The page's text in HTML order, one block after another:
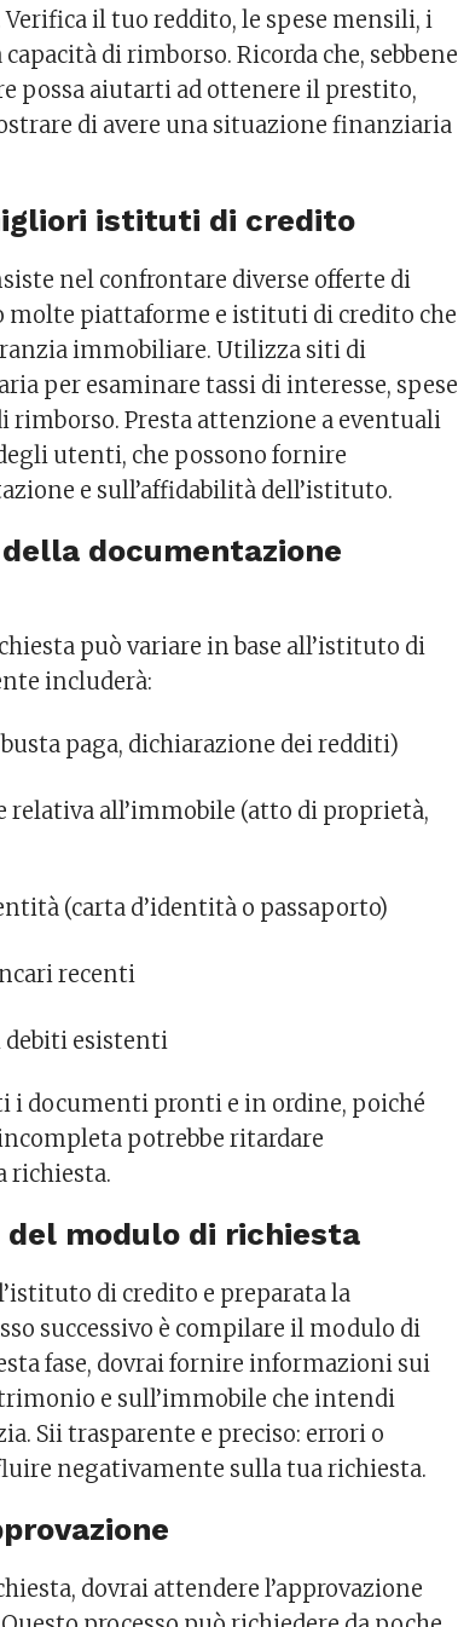
il tuo reddito, le spese mensili, i
di rimborso. Ricorda che, sebbene
possa aiutarti ad ottenere il prestito,
di avere una situazione finanziaria
istituti di credito
nel confrontare diverse offerte di
molte piattaforme e istituti di credito che
immobiliare. Utilizza siti di
per esaminare tassi di interesse, spese
Presta attenzione a eventuali
utenti, che possono fornire
e sull’affidabilità dell’istituto.
documentazione
può variare in base all’istituto di
includerà:
paga, dichiarazione dei redditi)
relativa all’immobile (atto di proprietà,
(carta d’identità o passaporto)
recenti
esistenti
i documenti pronti e in ordine, poiché
potrebbe ritardare
richiesta.
del modulo di richiesta
di credito e preparata la
successivo è compilare il modulo di
fase, dovrai fornire informazioni sui
e sull’immobile che intendi
Sii trasparente e preciso: errori o
negativamente sulla tua richiesta.
dovrai attendere l’approvazione